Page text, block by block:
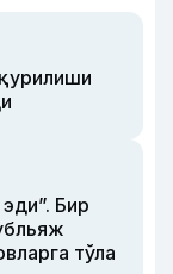
Бир
тўла